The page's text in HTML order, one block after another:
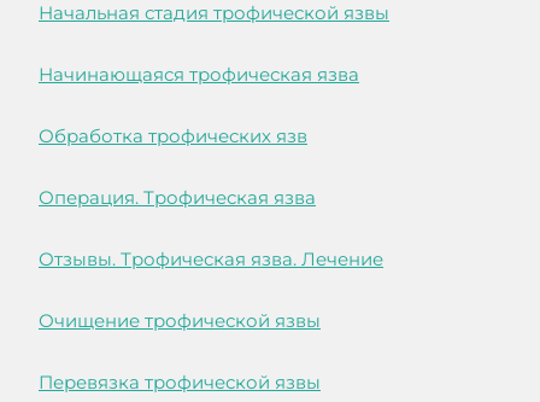
Начальная стадия трофической язвы
Начинающаяся трофическая язва
Обработка трофических язв
Операция. Трофическая язва
Отзывы. Трофическая язва. Лечение
Очищение трофической язвы
Перевязка трофической язвы